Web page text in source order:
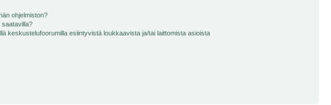
ohjelmiston?
saatavilla?
keskustelufoorumilla esiintyvistä loukkaavista ja/tai laittomista asioista